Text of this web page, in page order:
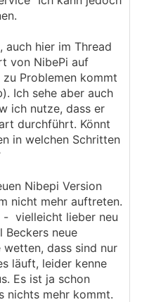
auch hier im Thread
von NibePi auf
Problemen kommt
Ich sehe aber auch
ich nutze, dass er
durchführt. Könnt
in welchen Schritten
Nibepi Version
nicht mehr auftreten.
- vielleicht lieber neu
Beckers neue
wetten, dass sind nur
läuft, leider kenne
Es ist ja schon
nichts mehr kommt.